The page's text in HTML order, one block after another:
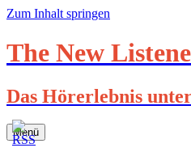
Zum Inhalt springen
The New
Das Hörerlebnis
Menü